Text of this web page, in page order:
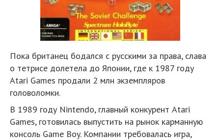
Пока британец бодался с русскими за права, слава
о тетрисе долетела до Японии, где к 1987 году
Atari Games продали 2 млн экземпляров
головоломки.
В 1989 году Nintendo, главный конкурент Atari
Games, готовилась выпустить на рынок карманную
консоль Game Boy. Компании требовалась игра,